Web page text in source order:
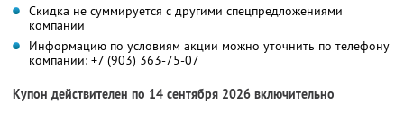
Скидка не суммируется с другими спецпредложениями
компании
Информацию по условиям акции можно уточнить по телефону
компании: +7 (903) 363-75-07
Купон действителен по 14 сентября 2026 включительно